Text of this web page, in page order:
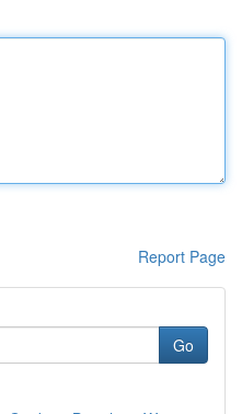
Report Page
Go